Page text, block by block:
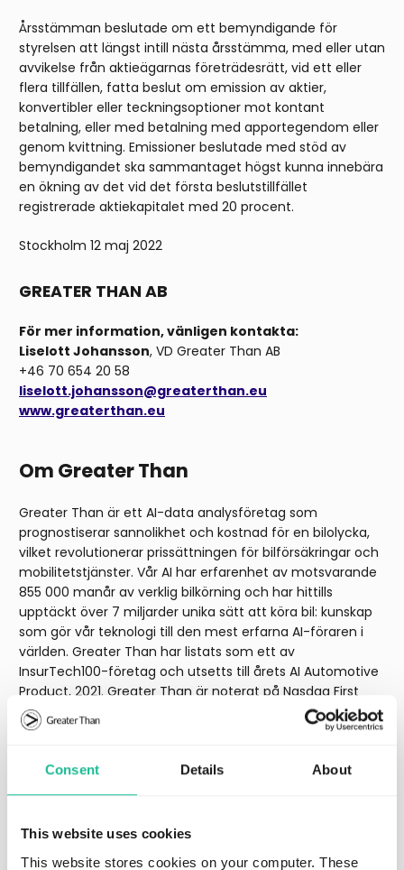
Consent Details About
This website uses cookies
This website stores cookies on your computer. These
Årsstämman beslutade om ett bemyndigande för
styrelsen att längst intill nästa årsstämma, med eller utan
avvikelse från aktieägarnas företrädesrätt, vid ett eller
flera tillfällen, fatta beslut om emission av aktier,
konvertibler eller teckningsoptioner mot kontant
betalning, eller med betalning med apportegendom eller
genom kvittning. Emissioner beslutade med stöd av
bemyndigandet ska sammantaget högst kunna innebära
en ökning av det vid det första beslutstillfället
registrerade aktiekapitalet med 20 procent.
Stockholm 12 maj 2022
GREATER THAN AB
För mer information, vänligen kontakta:
Liselott Johansson, VD Greater Than AB
+46 70 654 20 58
liselott.johansson@greaterthan.eu
www.greaterthan.eu
Om Greater Than
Greater Than är ett AI-data analysföretag som
prognostiserar sannolikhet och kostnad för en bilolycka,
vilket revolutionerar prissättningen för bilförsäkringar och
mobilitetstjänster. Vår AI har erfarenhet av motsvarande
855 000 manår av verklig bilkörning och har hittills
upptäckt över 7 miljarder unika sätt att köra bil: kunskap
som gör vår teknologi till den mest erfarna AI-föraren i
världen. Greater Than har listats som ett av
InsurTech100-företag och utsetts till årets AI Automotive
Product, 2021. Greater Than är noterat på Nasdaq First
North Growth Markets. Mer information på
www.greaterthan.eu